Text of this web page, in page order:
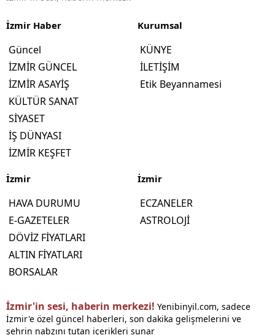
İzmir Haber
Güncel
İZMİR GÜNCEL
İZMİR ASAYİŞ
KÜLTÜR SANAT
SİYASET
İŞ DÜNYASI
İZMİR KEŞFET
Kurumsal
KÜNYE
İLETİŞİM
Etik Beyannamesi
İzmir
HAVA DURUMU
E-GAZETELER
DÖVİZ FİYATLARI
ALTIN FİYATLARI
BORSALAR
İzmir
ECZANELER
ASTROLOJİ
İzmir'in sesi, haberin merkezi! Yenibinyil.com, sadece
İzmir'e özel güncel haberleri, son dakika gelişmelerini ve
şehrin nabzını tutan içerikleri sunar